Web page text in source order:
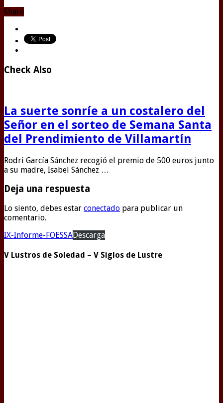
Share
Check Also
La suerte sonríe a un costalero del
Señor en el sorteo de Semana Santa
del Prendimiento de Villamartín
Rodri García Sánchez recogió el premio de 500 euros junto
a su madre, Isabel Sánchez …
Deja una respuesta
Lo siento, debes estar conectado para publicar un
comentario.
IX-Informe-FOESSADescarga
V Lustros de Soledad – V Siglos de Lustre